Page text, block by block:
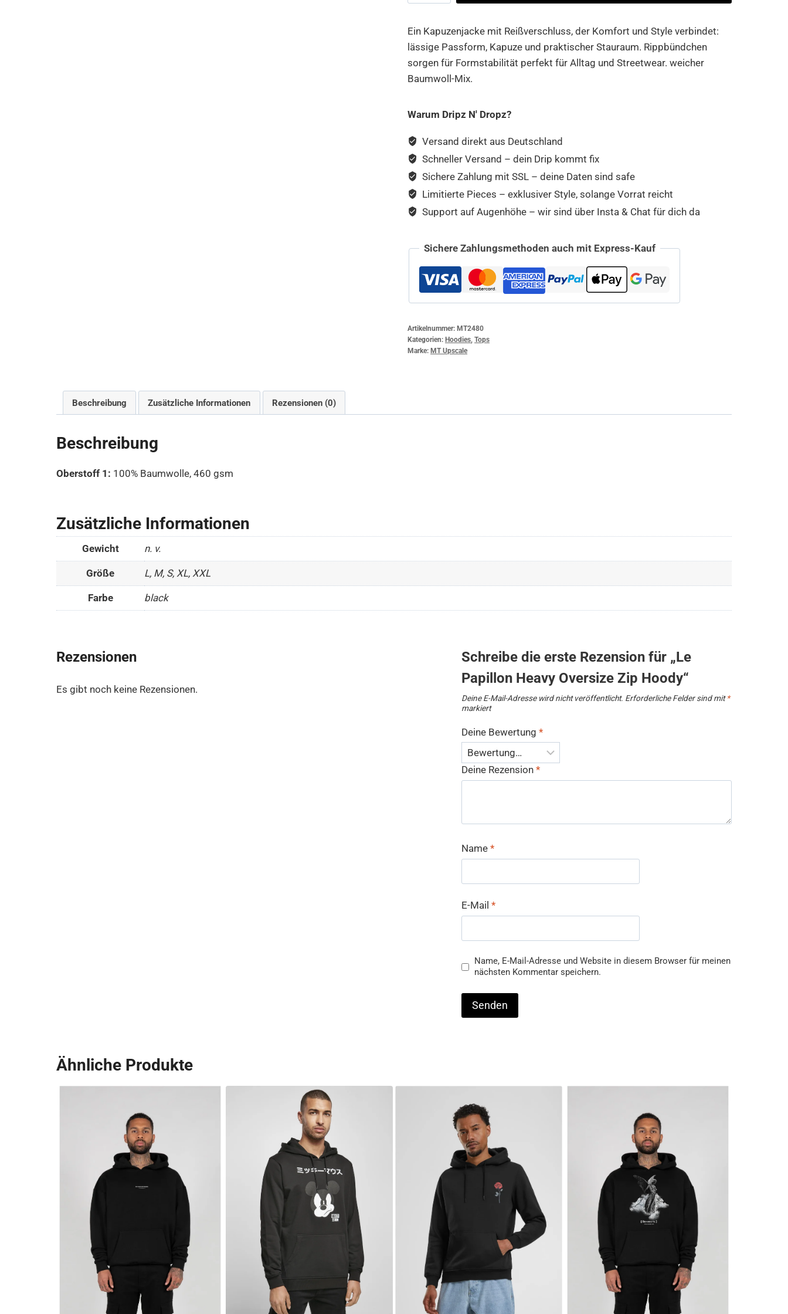
Heavy
Zip
Hoody
Menge
Ein Kapuzenjacke mit Reißverschluss, der Komfort und Style verbindet:
lässige Passform, Kapuze und praktischer Stauraum. Rippbündchen
sorgen für Formstabilität perfekt für Alltag und Streetwear. weicher
Baumwoll-Mix.
Warum Dripz N' Dropz?
Versand direkt aus Deutschland
Schneller Versand – dein Drip kommt fix
Sichere Zahlung mit SSL – deine Daten sind safe
Limitierte Pieces – exklusiver Style, solange Vorrat reicht
Support auf Augenhöhe – wir sind über Insta & Chat für dich da
Sichere Zahlungsmethoden auch mit Express-Kauf
Artikelnummer:MT2480
Kategorien:Hoodies ,Tops
Marke:MT Upscale
Beschreibung Zusätzliche Informationen Rezensionen (0)
Beschreibung
Oberstoff 1: 100% Baumwolle, 460 gsm
Zusätzliche Informationen
Gewicht n. v.
Größe L, M, S, XL, XXL
Farbe black
Rezensionen
Es gibt noch keine Rezensionen.
Schreibe die erste Rezension für „Le
Papillon Heavy Oversize Zip Hoody“
Deine E-Mail-Adresse wird nicht veröffentlicht. Erforderliche Felder sind mit*
markiert
Deine Bewertung*
Deine Rezension*
Name*
E-Mail*
Name, E-Mail-Adresse und Website in diesem Browser für meinen
nächsten Kommentar speichern.
Ähnliche Produkte